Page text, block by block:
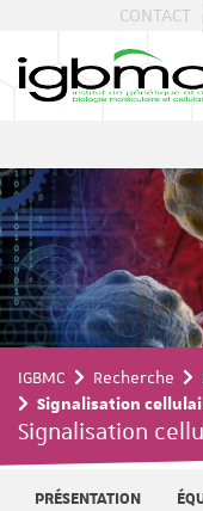
CONTACT
IGBMC Recherche
Signalisation
Signalisation
PRÉSENTATION
Panneau de gestion des